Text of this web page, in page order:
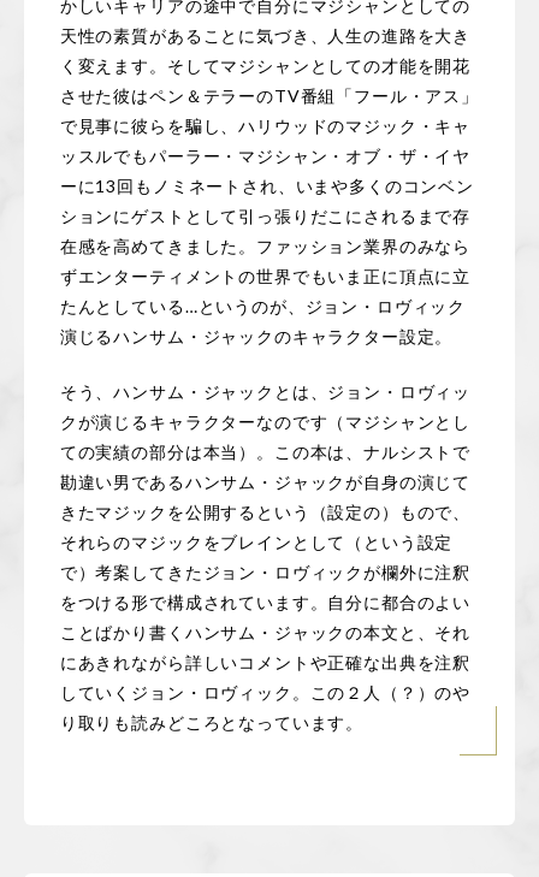
かしいキャリアの途中で自分にマジシャンとしての
天性の素質があることに気づき、人生の進路を大き
く変えます。そしてマジシャンとしての才能を開花
させた彼はペン＆テラーのTV番組「フール・アス」
で見事に彼らを騙し、ハリウッドのマジック・キャ
ッスルでもパーラー・マジシャン・オブ・ザ・イヤ
ーに13回もノミネートされ、いまや多くのコンベン
ションにゲストとして引っ張りだこにされるまで存
在感を高めてきました。ファッション業界のみなら
ずエンターティメントの世界でもいま正に頂点に立
たんとしている…というのが、ジョン・ロヴィック
演じるハンサム・ジャックのキャラクター設定。
そう、ハンサム・ジャックとは、ジョン・ロヴィッ
クが演じるキャラクターなのです（マジシャンとし
ての実績の部分は本当）。この本は、ナルシストで
勘違い男であるハンサム・ジャックが自身の演じて
きたマジックを公開するという（設定の）もので、
それらのマジックをブレインとして（という設定
で）考案してきたジョン・ロヴィックが欄外に注釈
をつける形で構成されています。自分に都合のよい
ことばかり書くハンサム・ジャックの本文と、それ
にあきれながら詳しいコメントや正確な出典を注釈
していくジョン・ロヴィック。この２人（？）のや
り取りも読みどころとなっています。